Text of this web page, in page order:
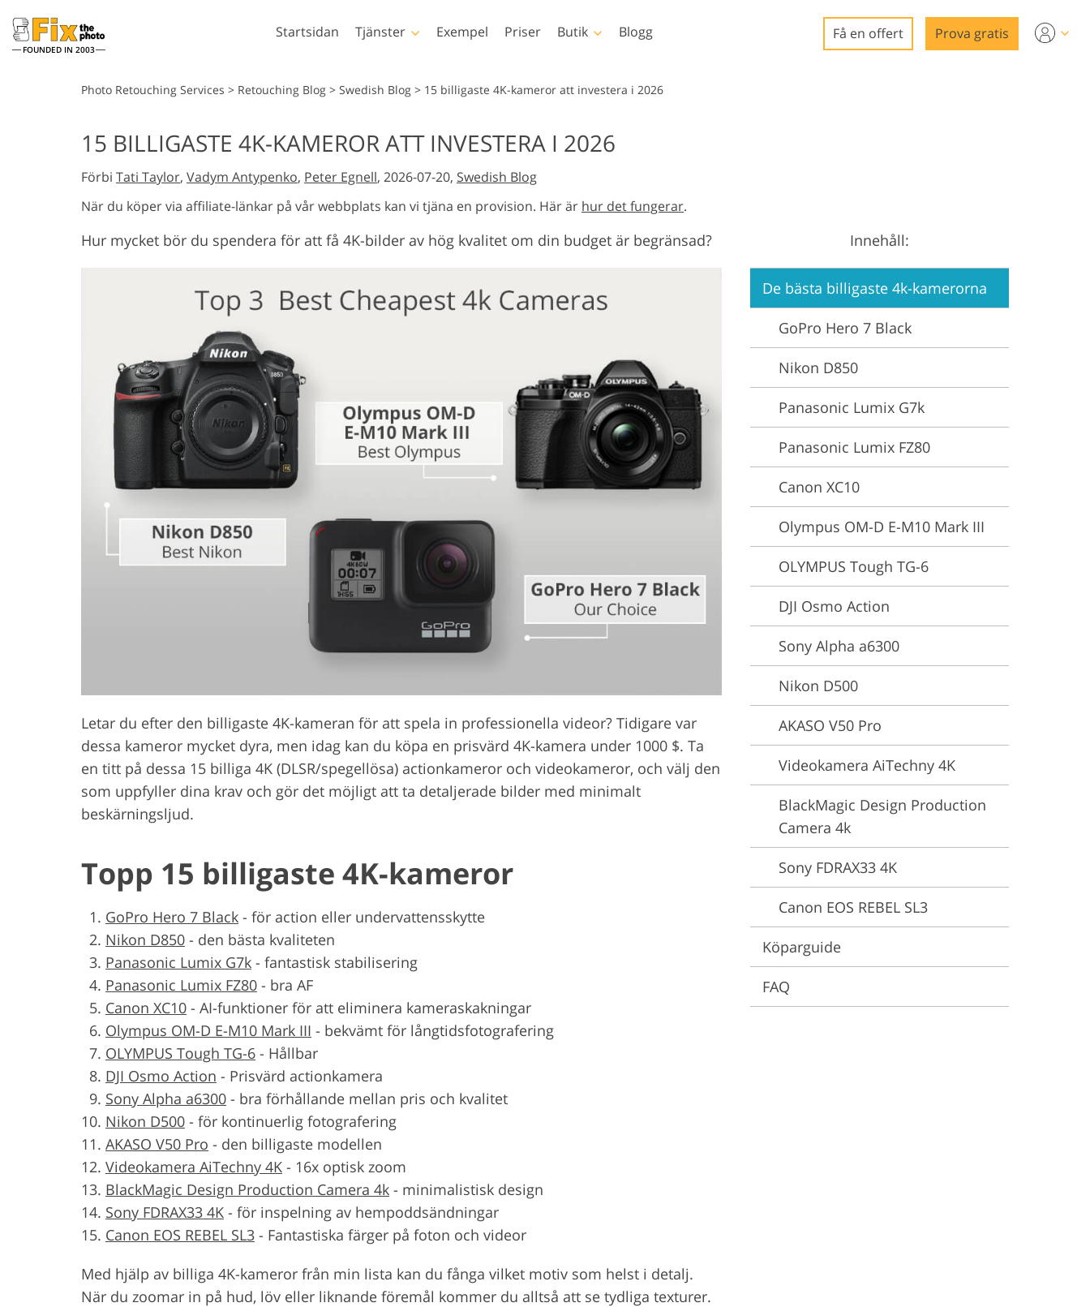
FOUNDED IN 2003
Startsidan Tjänster
inteligenciou
Produktfotoredigering AI-träningsdata Videoredigeringstjänster
Exempel Priser Butik
Lightroom
Lightroom-
förinställningar
LR Preset Collections
Mobila förinställningar
Photoshop
Photoshop-åtgärder
Photoshop penslar
Photoshop-överlägg
Photoshop texturer
samlingar
Templates
Alla mallar
Marknadsföringsmallar
Alla hjärtans dag-kort
Bröllopsinbjudningar
Blogg Få en offert Prova gratis
Photo Retouching Services > Retouching Blog > Swedish Blog > 15 billigaste 4K-kameror att investera i 2026
15 BILLIGASTE 4K-KAMEROR ATT INVESTERA I 2026
Förbi Tati Taylor, Vadym Antypenko, Peter Egnell, 2026-07-20, Swedish Blog
När du köper via affiliate-länkar på vår webbplats kan vi tjäna en provision. Här är hur det fungerar.
Hur mycket bör du spendera för att få 4K-bilder av hög kvalitet om din budget är begränsad?
Letar du efter den billigaste 4K-kameran för att spela in professionella videor? Tidigare var
dessa kameror mycket dyra, men idag kan du köpa en prisvärd 4K-kamera under 1000 $. Ta
en titt på dessa 15 billiga 4K (DLSR/spegellösa) actionkameror och videokameror, och välj den
som uppfyller dina krav och gör det möjligt att ta detaljerade bilder med minimalt
beskärningsljud.
Topp 15 billigaste 4K-kameror
GoPro Hero 7 Black - för action eller undervattensskytte
Nikon D850 - den bästa kvaliteten
Panasonic Lumix G7k - fantastisk stabilisering
Panasonic Lumix FZ80 - bra AF
Canon XC10 - AI-funktioner för att eliminera kameraskakningar
Olympus OM-D E-M10 Mark III - bekvämt för långtidsfotografering
OLYMPUS Tough TG-6 - Hållbar
DJI Osmo Action - Prisvärd actionkamera
Sony Alpha a6300 - bra förhållande mellan pris och kvalitet
Nikon D500 - för kontinuerlig fotografering
AKASO V50 Pro - den billigaste modellen
Videokamera AiTechny 4K - 16x optisk zoom
BlackMagic Design Production Camera 4k - minimalistisk design
Sony FDRAX33 4K - för inspelning av hempoddsändningar
Canon EOS REBEL SL3 - Fantastiska färger på foton och videor
Med hjälp av billiga 4K-kameror från min lista kan du fånga vilket motiv som helst i detalj.
När du zoomar in på hud, löv eller liknande föremål kommer du alltså att se tydliga texturer.
Innehåll:
De bästa billigaste 4k-kamerorna
GoPro Hero 7 Black
Nikon D850
Panasonic Lumix G7k
Panasonic Lumix FZ80
Canon XC10
Olympus OM-D E-M10 Mark III
OLYMPUS Tough TG-6
DJI Osmo Action
Sony Alpha a6300
Nikon D500
AKASO V50 Pro
Videokamera AiTechny 4K
BlackMagic Design Production
Camera 4k
Sony FDRAX33 4K
Canon EOS REBEL SL3
Köparguide
FAQ